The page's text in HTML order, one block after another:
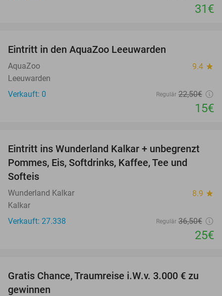
31€
TODAY
Eintritt in den AquaZoo Leeuwarden
AquaZoo 9.4 star
Leeuwarden
Verkauft: 0
Regulär 22,50€
15€
32%
Eintritt ins Wunderland Kalkar + unbegrenzt
Pommes, Eis, Softdrinks, Kaffee, Tee und
Softeis
Wunderland Kalkar 8.9 star
Kalkar
Verkauft: 27.338
Regulär 36,50€
25€
Gratis Chance, Traumreise i.W.v. 3.000 € zu
gewinnen